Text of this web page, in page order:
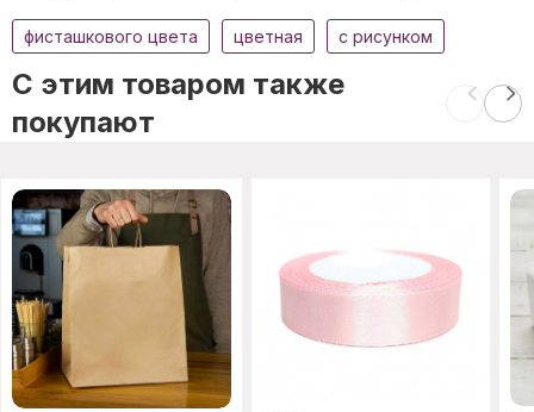
фисташкового цвета цветная с рисунком
C этим товаром также
покупают